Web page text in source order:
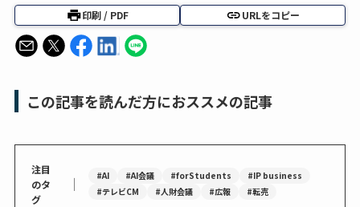
印刷 / PDF URLをコピー
この記事を読んだ方におススメの記事
注目
のタ
グ
｜ #AI #AI会議 #forStudents
#IP business
#テレビCM
#人財会議 #広報 #転売